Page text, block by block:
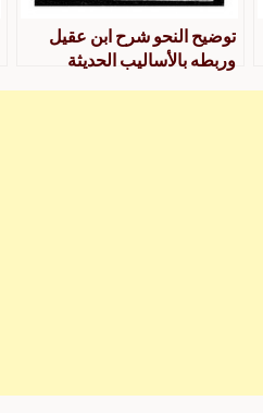
توضيح النحو شرح ابن عقيل
وربطه بالأساليب الحديثة